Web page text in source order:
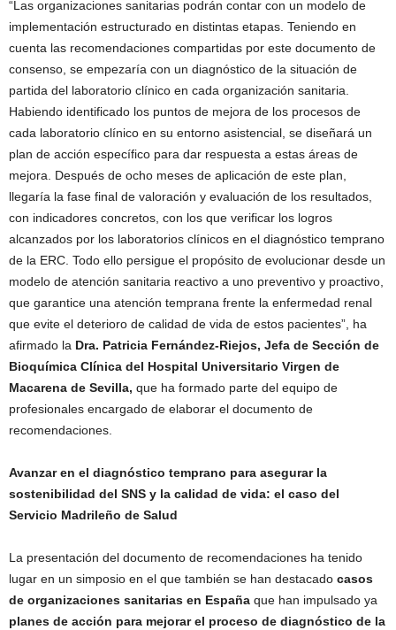
“Las organizaciones sanitarias podrán contar con un modelo de
implementación estructurado en distintas etapas. Teniendo en
cuenta las recomendaciones compartidas por este documento de
consenso, se empezaría con un diagnóstico de la situación de
partida del laboratorio clínico en cada organización sanitaria.
Habiendo identificado los puntos de mejora de los procesos de
cada laboratorio clínico en su entorno asistencial, se diseñará un
plan de acción específico para dar respuesta a estas áreas de
mejora. Después de ocho meses de aplicación de este plan,
llegaría la fase final de valoración y evaluación de los resultados,
con indicadores concretos, con los que verificar los logros
alcanzados por los laboratorios clínicos en el diagnóstico temprano
de la ERC. Todo ello persigue el propósito de evolucionar desde un
modelo de atención sanitaria reactivo a uno preventivo y proactivo,
que garantice una atención temprana frente la enfermedad renal
que evite el deterioro de calidad de vida de estos pacientes”, ha
afirmado la Dra. Patricia Fernández-Riejos, Jefa de Sección de
Bioquímica Clínica del Hospital Universitario Virgen de
Macarena de Sevilla, que ha formado parte del equipo de
profesionales encargado de elaborar el documento de
recomendaciones.
Avanzar en el diagnóstico temprano para asegurar la
sostenibilidad del SNS y la calidad de vida: el caso del
Servicio Madrileño de Salud
La presentación del documento de recomendaciones ha tenido
lugar en un simposio en el que también se han destacado casos
de organizaciones sanitarias en España que han impulsado ya
planes de acción para mejorar el proceso de diagnóstico de la